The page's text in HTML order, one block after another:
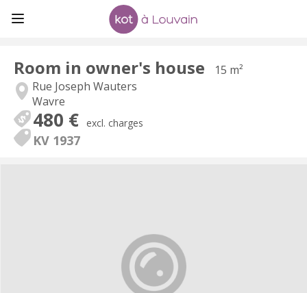
Room in owner's house
15 m²
Rue Joseph Wauters
Wavre
480 € excl. charges
KV 1937